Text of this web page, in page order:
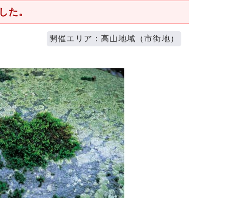
た。
開催エリア：高山地域（市街地）